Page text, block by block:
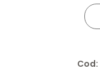
Cod: